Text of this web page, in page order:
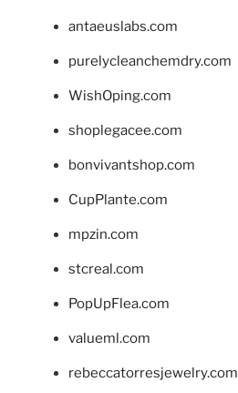
antaeuslabs.com
purelycleanchemdry.com
WishOping.com
shoplegacee.com
bonvivantshop.com
CupPlante.com
mpzin.com
stcreal.com
PopUpFlea.com
valueml.com
rebeccatorresjewelry.com